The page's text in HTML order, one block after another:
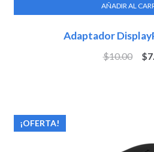
Adaptador
$10.00 $
AÑADIR AL
¡OFERTA!